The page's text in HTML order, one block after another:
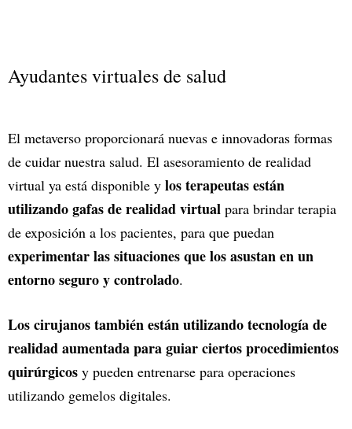
Ayudantes virtuales de salud
El metaverso proporcionará nuevas e innovadoras formas
de cuidar nuestra salud. El asesoramiento de realidad
virtual ya está disponible y los terapeutas están
utilizando gafas de realidad virtual para brindar terapia
de exposición a los pacientes, para que puedan
experimentar las situaciones que los asustan en un
entorno seguro y controlado.
Los cirujanos también están utilizando tecnología de
realidad aumentada para guiar ciertos procedimientos
quirúrgicos y pueden entrenarse para operaciones
utilizando gemelos digitales.